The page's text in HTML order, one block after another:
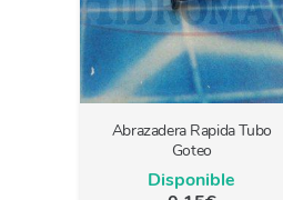
Abrazadera Rapida Tubo
Goteo
Disponible